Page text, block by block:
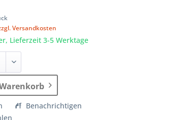
Versandkosten
Lieferzeit 3-5 Werktage
Benachrichtigen